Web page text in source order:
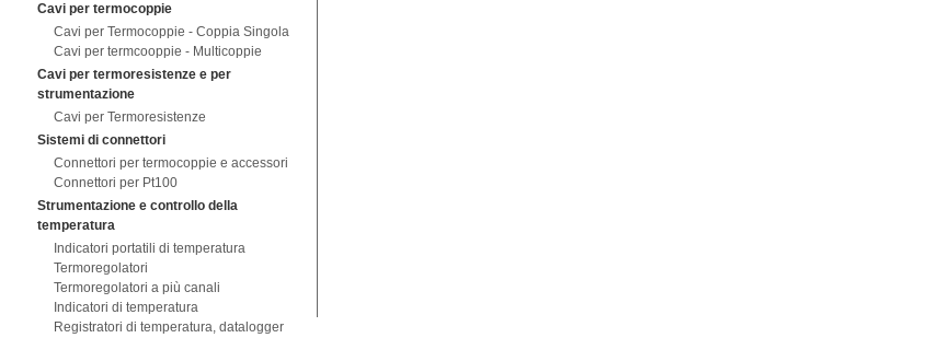
Cavi per termocoppie
Cavi per Termocoppie - Coppia Singola
Cavi per termcooppie - Multicoppie
Cavi per termoresistenze e per
strumentazione
Cavi per Termoresistenze
Sistemi di connettori
Connettori per termocoppie e accessori
Connettori per Pt100
Strumentazione e controllo della
temperatura
Indicatori portatili di temperatura
Termoregolatori
Termoregolatori a più canali
Indicatori di temperatura
Registratori di temperatura, datalogger